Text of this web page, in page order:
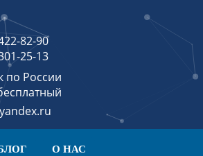
82-90
25-13
по России
О НАС